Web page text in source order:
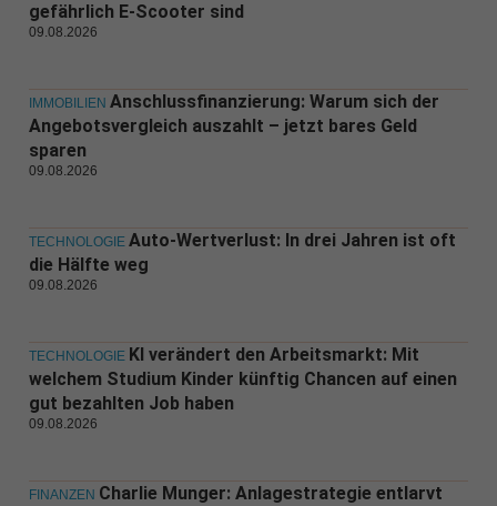
gefährlich E-Scooter sind
09.08.2026
IMMOBILIEN Anschlussfinanzierung: Warum sich der
Angebotsvergleich auszahlt – jetzt bares Geld
sparen
09.08.2026
TECHNOLOGIE Auto-Wertverlust: In drei Jahren ist oft
die Hälfte weg
09.08.2026
TECHNOLOGIE KI verändert den Arbeitsmarkt: Mit
welchem Studium Kinder künftig Chancen auf einen
gut bezahlten Job haben
09.08.2026
FINANZEN Charlie Munger: Anlagestrategie entlarvt